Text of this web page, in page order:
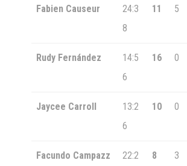
Fabien Causeur
24:3
8
11 5
Rudy Fernández
14:5
6
16 0
Jaycee Carroll
13:2
6
10 0
Facundo Campazz
22:2
8 3